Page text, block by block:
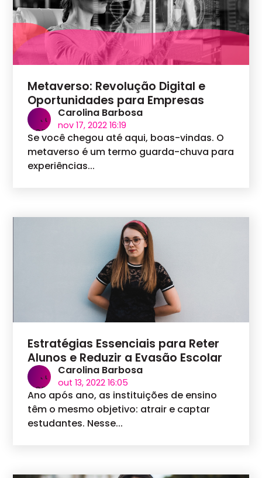
Metaverso: Revolução Digital e
Oportunidades para Empresas
Carolina Barbosa
nov 17, 2022 16:19
Se você chegou até aqui, boas-vindas. O
metaverso é um termo guarda-chuva para
experiências...
Estratégias Essenciais para Reter
Alunos e Reduzir a Evasão Escolar
Carolina Barbosa
out 13, 2022 16:05
Ano após ano, as instituições de ensino
têm o mesmo objetivo: atrair e captar
estudantes. Nesse...